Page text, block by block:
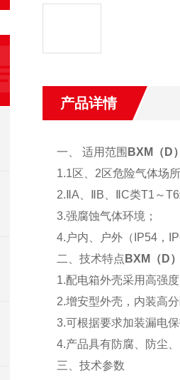
产品详情
一、 适用范围 BXM（D
1.1区、2区危险气体场所
2.ⅡA、ⅡB、ⅡC类T1～
3.强腐蚀气体环境；
4.户内、户外（IP54，
二、技术特点 BXM（D
1.配电箱外壳采用高强
2.增安型外壳，内装高
3.可根据要求加装漏电保
4.产品具有防腐、防尘、
三、技术参数